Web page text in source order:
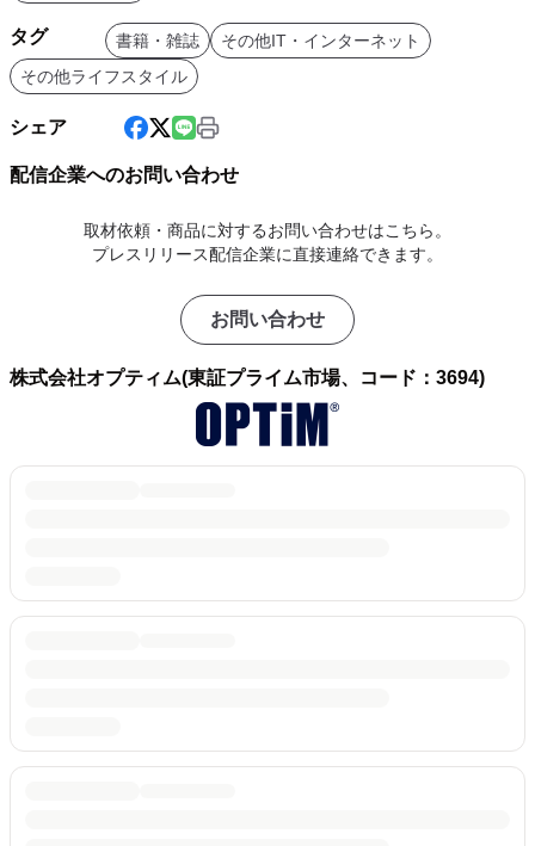
タグ 書籍・雑誌
その他IT・インターネット
その他ライフスタイル
シェア
配信企業へのお問い合わせ
取材依頼・商品に対するお問い合わせはこちら。
プレスリリース配信企業に直接連絡できます。
お問い合わせ
株式会社オプティム(東証プライム市場、コード：3694)